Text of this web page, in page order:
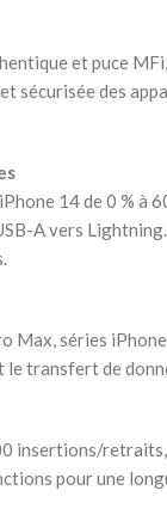
et puce
sécurisée des
14 de 0 % à
A vers
séries
le transfert de
insertions/
pour une